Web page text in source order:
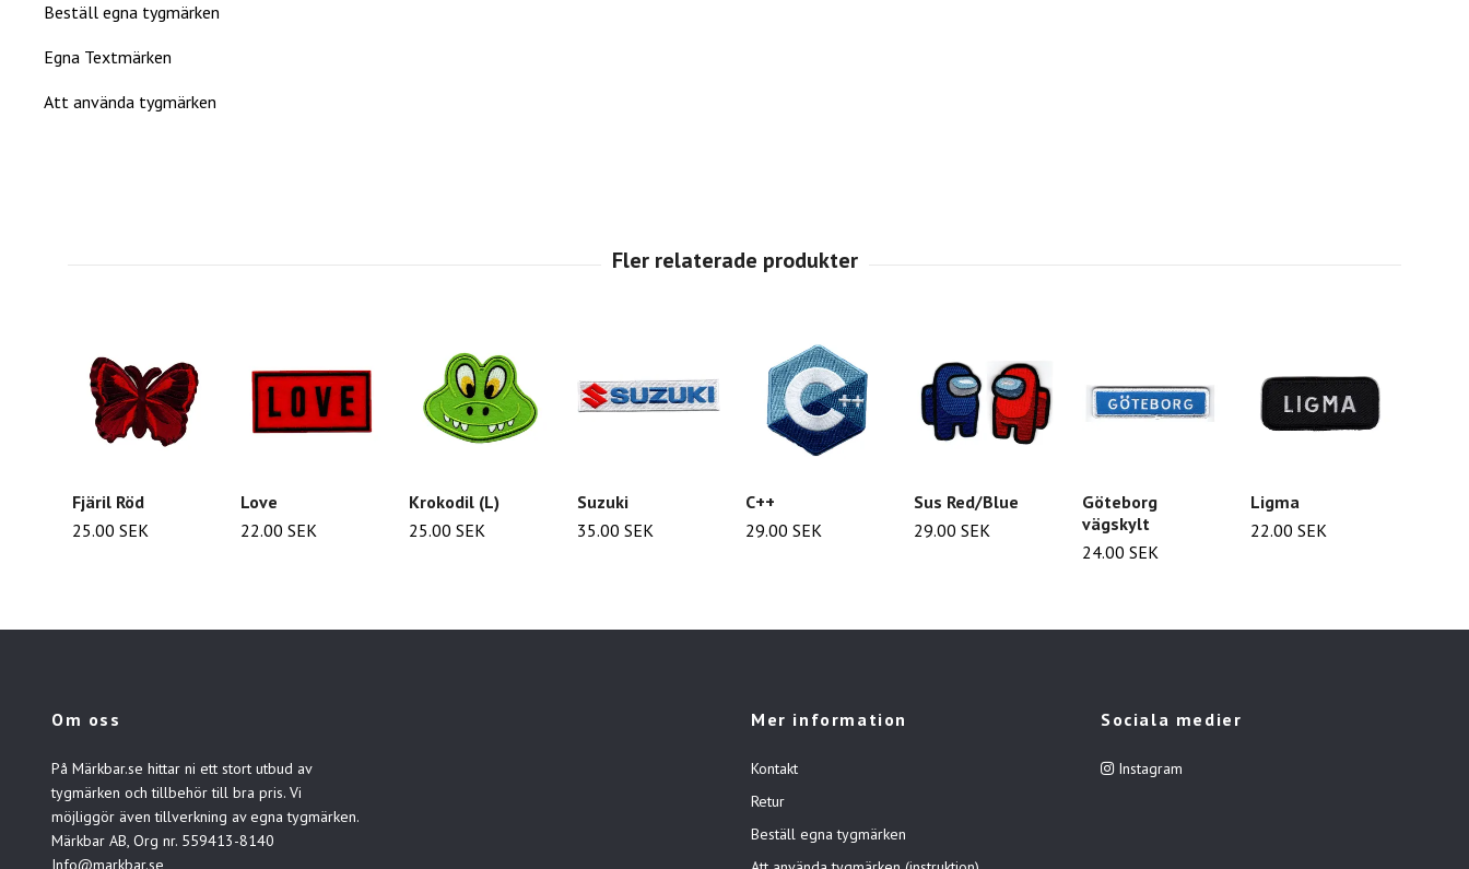
Beställ egna tygmärken
Egna Textmärken
Att använda tygmärken
Fjäril Röd
25.00 SEK
Love
22.00 SEK
Krokodil (L)
25.00 SEK
Suzuki
35.00 SEK
C++
29.00 SEK
Sus Red/Blue
29.00 SEK
Göteborg
vägskylt
24.00 SEK
Ligma
22.00 SEK
Om oss
På Märkbar.se hittar ni ett stort utbud av
tygmärken och tillbehör till bra pris. Vi
möjliggör även tillverkning av egna tygmärken.
Märkbar AB, Org nr. 559413-8140
Mer information
Kontakt
Retur
Beställ egna tygmärken
Sociala medier
Instagram